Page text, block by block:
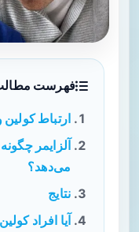
فهرست
ارتباط
آلزایمر
می‌دهد؟
نتایج
آیا افراد